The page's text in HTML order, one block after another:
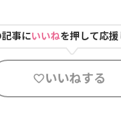
事にいいねを押して応援
いいねする